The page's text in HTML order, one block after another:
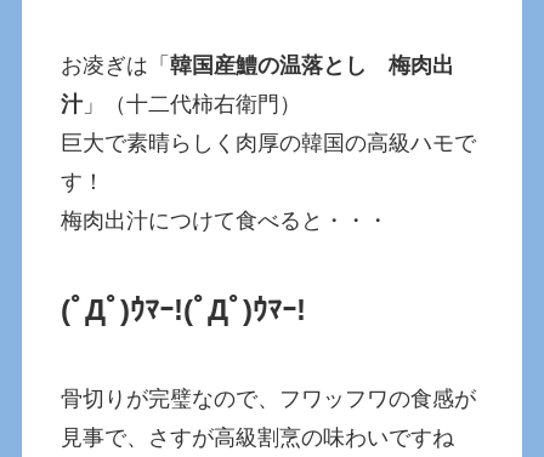
お凌ぎは「韓国産鱧の温落とし 梅肉出
汁」（十二代柿右衛門）
巨大で素晴らしく肉厚の韓国の高級ハモで
す！
梅肉出汁につけて食べると・・・
(ﾟДﾟ)ｳﾏｰ!(ﾟДﾟ)ｳﾏｰ!
骨切りが完璧なので、フワッフワの食感が
見事で、さすが高級割烹の味わいですね